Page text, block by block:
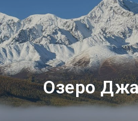
Озеро